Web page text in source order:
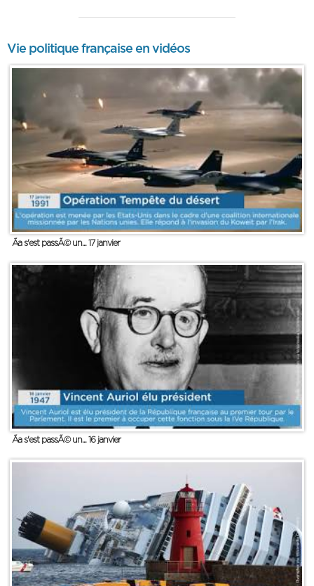
Vie politique française en vidéos
Ãa s'est passÃ© un... 17 janvier
Ãa s'est passÃ© un... 16 janvier